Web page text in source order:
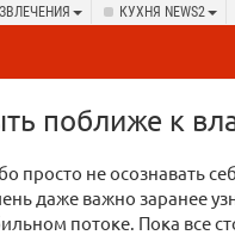
КУХНЯ NEWS2
поближе к
просто не осознавать
даже важно заранее
потоке. Пока все